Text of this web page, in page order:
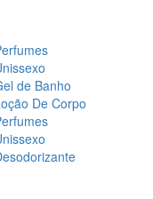
de Banho
De Corpo